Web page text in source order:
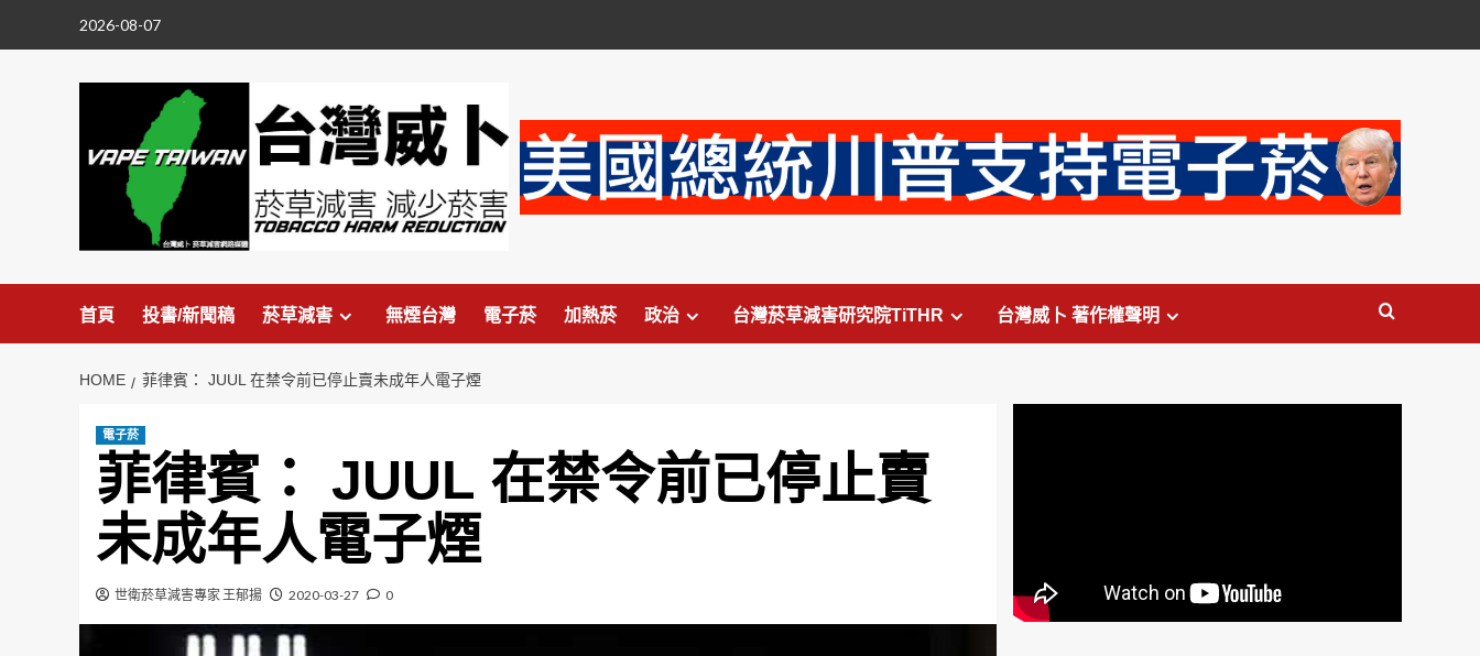
2026-08-07
首頁 投書/新聞稿 菸草減害 無煙台灣 電子菸 加熱菸 政治 台灣菸草減害研究院TiTHR 台灣威卜 著作權聲明
HOME 菲律賓： JUUL 在禁令前已停止賣未成年人電子煙
電子菸
菲律賓： JUUL 在禁令前已停止賣
未成年人電子煙
世衛菸草減害專家 王郁揚 2020-03-27 0